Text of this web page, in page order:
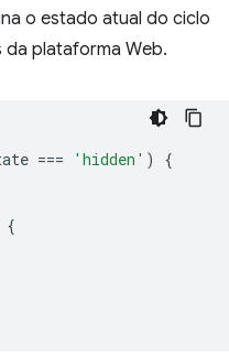
o estado atual do ciclo
da plataforma Web.
=== 'hidden' )
{
{